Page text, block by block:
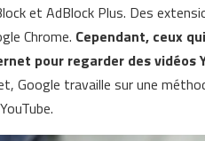
et AdBlock Plus. Des
Chrome. Cependant, ceux
pour regarder des vidéos
Google travaille sur une